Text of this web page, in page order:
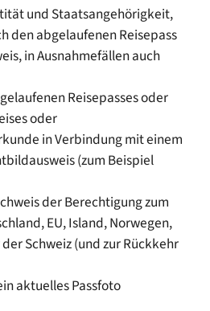
und Staatsangehörigkeit,
den abgelaufenen Reisepass
in Ausnahmefällen auch
Reisepasses oder
oder
in Verbindung mit einem
(zum Beispiel
der Berechtigung zum
EU, Island, Norwegen,
Schweiz (und zur Rückkehr
aktuelles Passfoto